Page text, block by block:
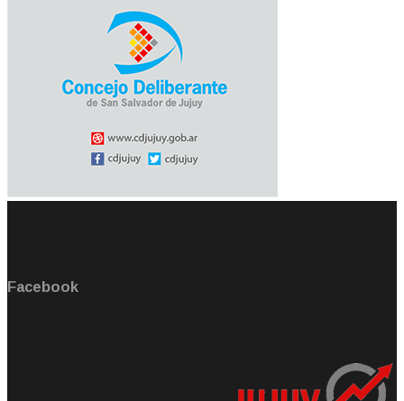
Facebook